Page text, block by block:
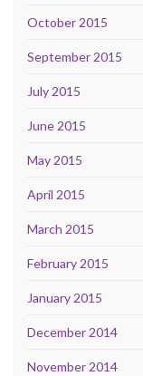
October 2015
September 2015
July 2015
June 2015
May 2015
April 2015
March 2015
February 2015
January 2015
December 2014
November 2014